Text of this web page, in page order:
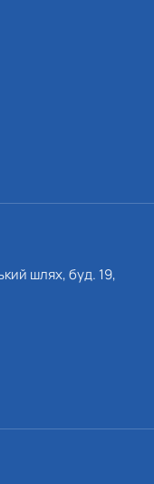
шлях, буд. 19,